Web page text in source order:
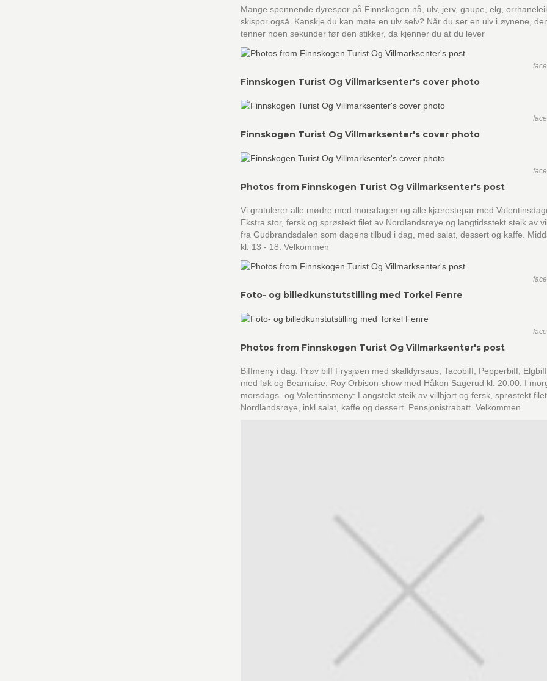
Mange spennende dyrespor på Finnskogen nå, ulv, jerv, gaupe, elg,
skispor også. Kanskje du kan møte en ulv selv? Når du ser en ulv i øynene,
tenner noen sekunder før den stikker, da kjenner du at du lever
Finnskogen Turist Og Villmarksenter's cover photo
Finnskogen Turist Og Villmarksenter's cover photo
Photos from Finnskogen Turist Og Villmarksenter's post
Vi gratulerer alle mødre med morsdagen og alle kjærestepar med
Ekstra stor, fersk og sprøstekt filet av Nordlandsrøye og langtidsstekt steik av
fra Gudbrandsdalen som dagens tilbud i dag, med salat, dessert og kaffe.
kl. 13 - 18. Velkommen
Foto- og billedkunstutstilling med Torkel Fenre
Photos from Finnskogen Turist Og Villmarksenter's post
Biffmeny i dag: Prøv biff Frysjøen med skalldyrsaus, Tacobiff, Pepperbiff,
med løk og Bearnaise. Roy Orbison-show med Håkon Sagerud kl. 20.00. I
morsdags- og Valentinsmeny: Langstekt steik av villhjort og fersk, sprøstekt
Nordlandsrøye, inkl salat, kaffe og dessert. Pensjonistrabatt. Velkommen